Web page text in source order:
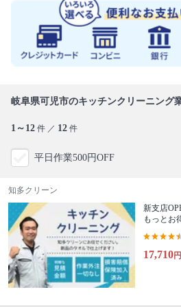
岐阜県可児市のキッチンクリーニング
1～12 件 ／ 12 件
平日作業500円OFF
知多クリーン
新支店
もっとお
17,710円